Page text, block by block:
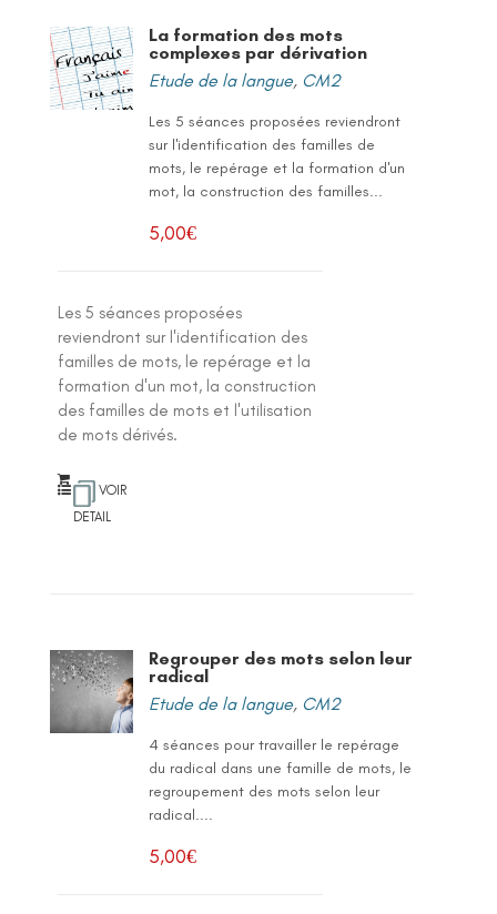
La formation des mots
complexes par dérivation
Etude de la langue, CM2
Les 5 séances proposées reviendront
sur l'identification des familles de
mots, le repérage et la formation d'un
mot, la construction des familles...
5,00€
Les 5 séances proposées
reviendront sur l'identification des
familles de mots, le repérage et la
formation d'un mot, la construction
des familles de mots et l'utilisation
de mots dérivés.
VOIR
DETAIL
Regrouper des mots selon leur
radical
Etude de la langue, CM2
4 séances pour travailler le repérage
du radical dans une famille de mots, le
regroupement des mots selon leur
radical....
5,00€